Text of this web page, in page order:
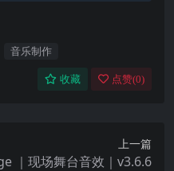
音乐制作
收藏 点赞(0)
上一篇
｜现场舞台音效｜v3.6.6